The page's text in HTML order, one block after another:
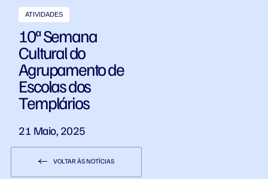
ATIVIDADES
10ª Semana
Cultural do
Agrupamento de
Escolas dos
Templários
21 Maio, 2025
VOLTAR ÀS NOTÍCIAS